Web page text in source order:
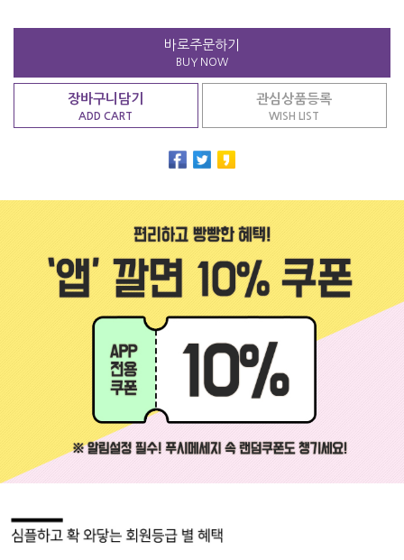
바로주문하기
BUY NOW
장바구니담기
ADD CART
관심상품등록
WISH LIST